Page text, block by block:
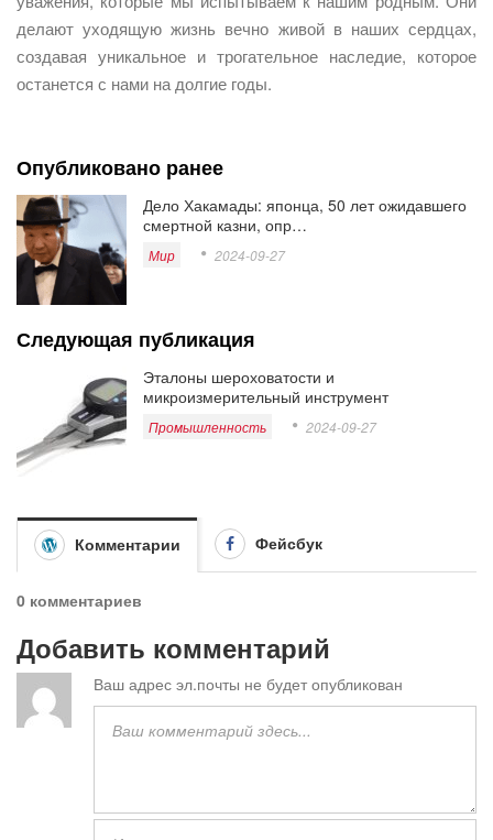
делают уходящую жизнь вечно живой в наших сердцах,
создавая уникальное и трогательное наследие, которое
останется с нами на долгие годы.
Опубликовано ранее
Дело Хакамады: японца, 50 лет ожидавшего
смертной казни, опр…
Мир 2024-09-27
Следующая публикация
Эталоны шероховатости и
микроизмерительный инструмент
Промышленность 2024-09-27
Комментарии Фейсбук
0 комментариев
Добавить комментарий
Ваш адрес эл.почты не будет опубликован